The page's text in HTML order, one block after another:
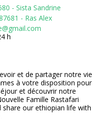
- Sista Sandrine
- Ras Alex
h
et de partager notre vie
à votre disposition pour
et découvrir notre
Famille Rastafari
share our ethiopian life with